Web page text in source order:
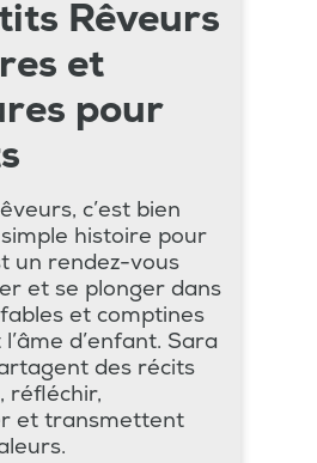
Rêveurs
et
pour
c’est bien
simple histoire pour
un rendez-vous
et se plonger dans
et comptines
d’enfant. Sara
des récits
réfléchir,
et transmettent